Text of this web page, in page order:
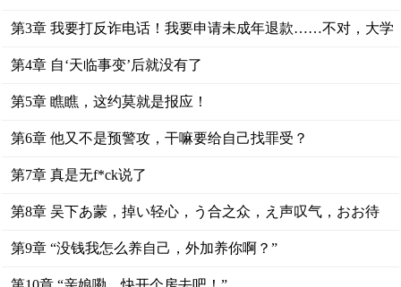
第3章 我要打反诈电话！我要申请未成年退款……不对，大学
生折扣……
第4章 自‘天临事变’后就没有了
第5章 瞧瞧，这约莫就是报应！
第6章 他又不是预警攻，干嘛要给自己找罪受？
第7章 真是无f*ck说了
第8章 吴下あ蒙，掉い轻心，う合之众，え声叹气，おお待
哺；
第9章 “没钱我怎么养自己，外加养你啊？”